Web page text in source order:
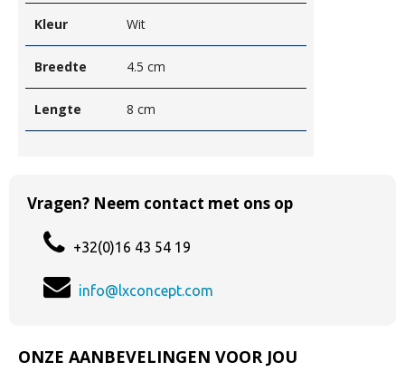
Kleur Wit
Breedte 4.5 cm
Lengte 8 cm
Vragen? Neem contact met ons op
+32(0)16 43 54 19
info@lxconcept.com
ONZE AANBEVELINGEN VOOR JOU